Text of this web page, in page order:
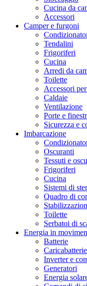
Cucina da
Accessori
Camper e furgoni
Tendalini
Frigoriferi
Cucina
Arredi da
Toilette
Accessori
Caldaie
Ventilazione
Porte e
Sicurezza e
Imbarcazione
Oscuranti
Tessuti e
Frigoriferi
Cucina
Sistemi di
Quadro di
Toilette
Serbatoi di
Energia in
Batterie
Caricabatterie
Inverter e
Generatori
Energia